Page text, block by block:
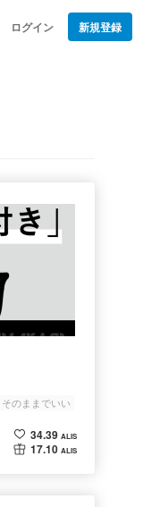
ログイン 新規登録
そのままでいい
34.39 ALIS
17.10 ALIS